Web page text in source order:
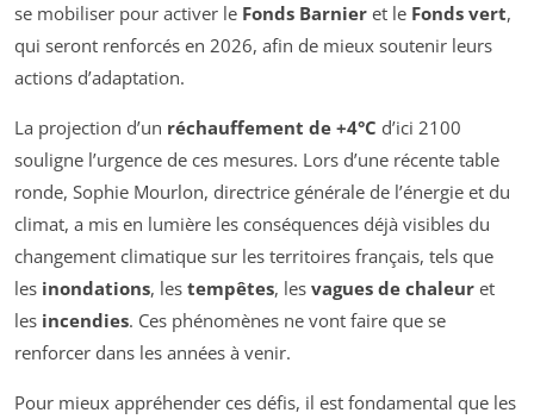
se mobiliser pour activer le Fonds Barnier et le Fonds vert,
qui seront renforcés en 2026, afin de mieux soutenir leurs
actions d’adaptation.
La projection d’un réchauffement de +4°C d’ici 2100
souligne l’urgence de ces mesures. Lors d’une récente table
ronde, Sophie Mourlon, directrice générale de l’énergie et du
climat, a mis en lumière les conséquences déjà visibles du
changement climatique sur les territoires français, tels que
les inondations, les tempêtes, les vagues de chaleur et
les incendies. Ces phénomènes ne vont faire que se
renforcer dans les années à venir.
Pour mieux appréhender ces défis, il est fondamental que les